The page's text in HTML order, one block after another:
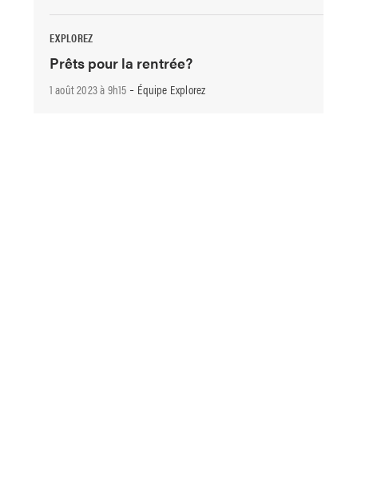
EXPLOREZ
Prêts pour la rentrée?
1 août 2023 à 9h15 - Équipe Explorez